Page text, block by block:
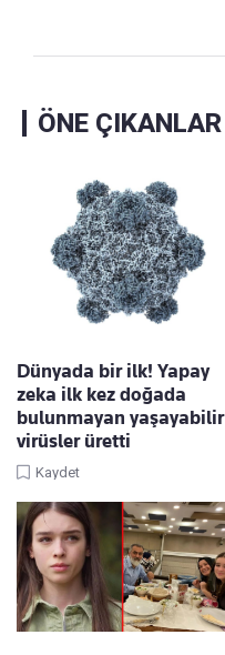
ÖNE ÇIKANLAR
Dünyada bir ilk! Yapay
zeka ilk kez doğada
bulunmayan yaşayabilir
virüsler üretti
Kaydet